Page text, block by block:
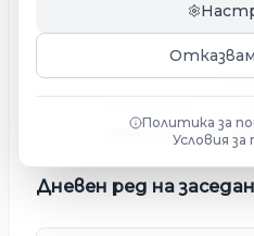
Дневен ред на
Дневен ред
09
Дневен ред на
Политика за
Условия за